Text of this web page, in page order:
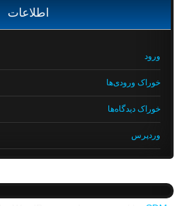
اطلاعات
ورود
خوراک ورودی‌ها
خوراک دیدگاه‌ها
وردپرس